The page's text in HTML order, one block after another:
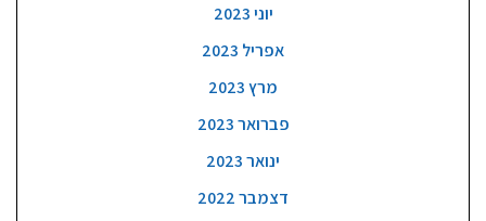
יוני 2023
אפריל 2023
מרץ 2023
פברואר 2023
ינואר 2023
דצמבר 2022